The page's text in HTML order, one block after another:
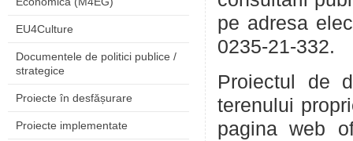
EU4Culture
Documentele de politici publice /
strategice
Proiecte în desfășurare
Proiecte implementate
pe adresa
0235-21-332.
Proiectul de
terenului
pagina web